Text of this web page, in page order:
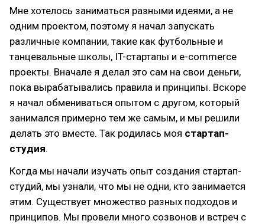
Мне хотелось заниматься разными идеями, а не
одним проектом, поэтому я начал запускать
различные компании, такие как футбольные и
танцевальные школы, IT-стартапы и e-commerce
проекты. Вначале я делал это сам на свои деньги,
пока вырабатывались правила и принципы. Вскоре
я начал обмениваться опытом с другом, который
занимался примерно тем же самым, и мы решили
делать это вместе. Так родилась моя стартап-
студия.
Когда мы начали изучать опыт создания стартап-
студий, мы узнали, что мы не одни, кто занимается
этим. Существует множество разных подходов и
принципов. Мы провели много созвонов и встреч с